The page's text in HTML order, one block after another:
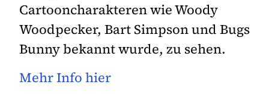
Cartooncharakteren wie Woody
Woodpecker, Bart Simpson und Bugs
Bunny bekannt wurde, zu sehen.
Mehr Info hier